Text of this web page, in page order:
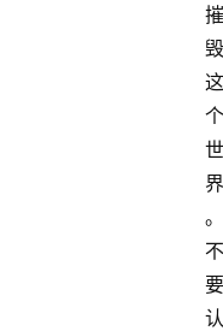
摧
毁
这
个
世
界
。
不
要
认